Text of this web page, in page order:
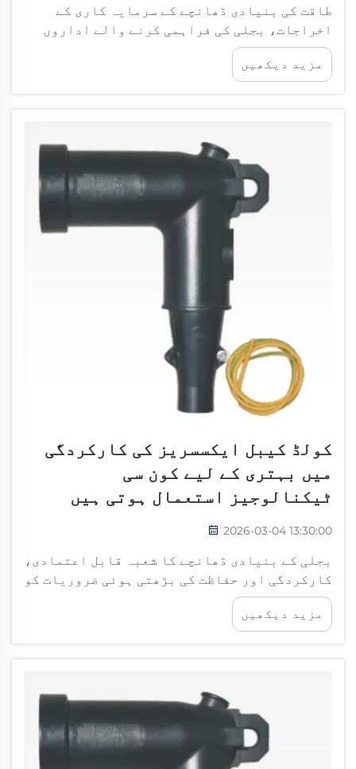
طاقت کی بنیادی ڈھانچے کے سرمایہ کاری کے
اخراجات، بجلی کی فراہمی کرنے والے اداروں
اور صنعتی سہولیات کے لیے قابلِ ذکر سرمایہ
کاری کی شکل ہوتے ہیں، جس کی وجہ سے فیصلہ
سازوں کے لیے طویل مدتی لاگت کے جائزے کو
مزید دیکھیں
کولڈ کیبل ایکسسریز کی کارکردگی
میں بہتری کے لیے کون سی
ٹیکنالوجیز استعمال ہوتی ہیں
2026-03-04 13:30:00
بجلی کے بنیادی ڈھانچے کا شعبہ قابل اعتمادی،
کارکردگی اور حفاظت کی بڑھتی ہوئی ضروریات کو
پورا کرنے کے لیے مسلسل ترقی کر رہا ہے۔ بجلی
کے موثر انتقال کو یقینی بنانے والے اہم
اجزاء میں سے ایک، سرد کیبل ایکسیسوریز، ایک
مزید دیکھیں